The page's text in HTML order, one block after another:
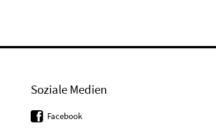
Soziale Medien
Facebook